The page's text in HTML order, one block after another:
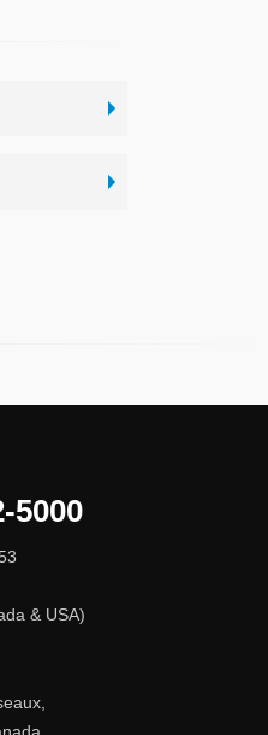
5000
& USA)